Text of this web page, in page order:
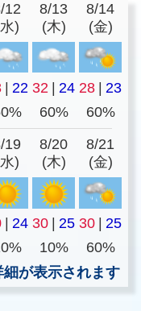
12
)
8/13
(木)
8/14
(金)
22 32 24 28
23
60% 60%
19
)
8/20
(木)
8/21
(金)
24 30 25 30
25
10%
60%
が表示されます